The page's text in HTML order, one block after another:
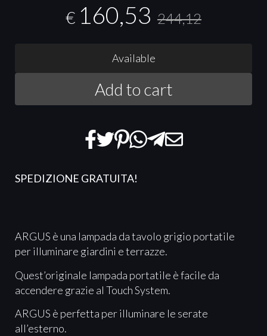
€ 160,53 244,12
Available
Add to cart
SPEDIZIONE GRATUITA!​
ARGUS è una lampada da tavolo grigio portatile
per illuminare giardini e terrazze.
Quest’originale lampada portatile è facile da
accendere grazie al Touch System.
ARGUS è perfetta per illuminare le serate
all’esterno.